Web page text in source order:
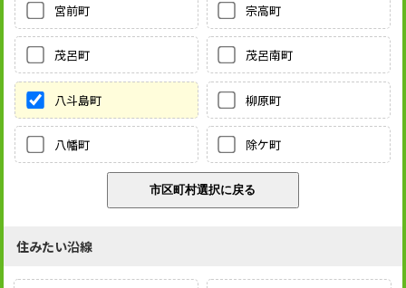
宮前町 宗高町
茂呂町 茂呂南町
八斗島町 柳原町
八幡町 除ケ町
住みたい沿線